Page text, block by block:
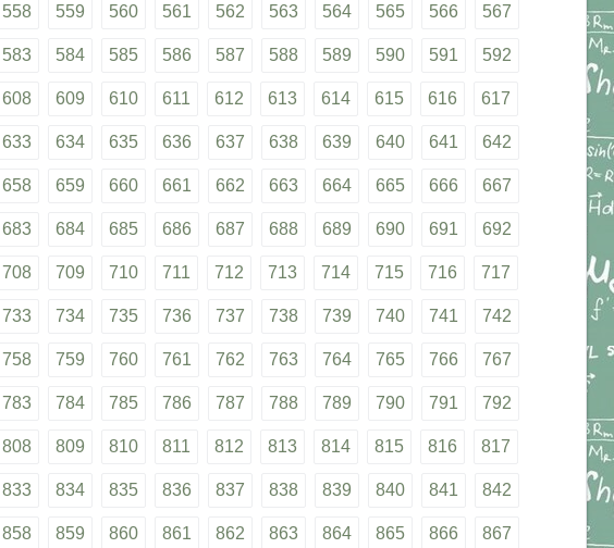
558 559 560 561 562 563 564 565 566 567
583 584 585 586 587 588 589 590 591 592
608 609 610 611 612 613 614 615 616 617
633 634 635 636 637 638 639 640 641 642
658 659 660 661 662 663 664 665 666 667
683 684 685 686 687 688 689 690 691 692
708 709 710 711 712 713 714 715 716 717
733 734 735 736 737 738 739 740 741 742
758 759 760 761 762 763 764 765 766 767
783 784 785 786 787 788 789 790 791 792
808 809 810 811 812 813 814 815 816 817
833 834 835 836 837 838 839 840 841 842
858 859 860 861 862 863 864 865 866 867